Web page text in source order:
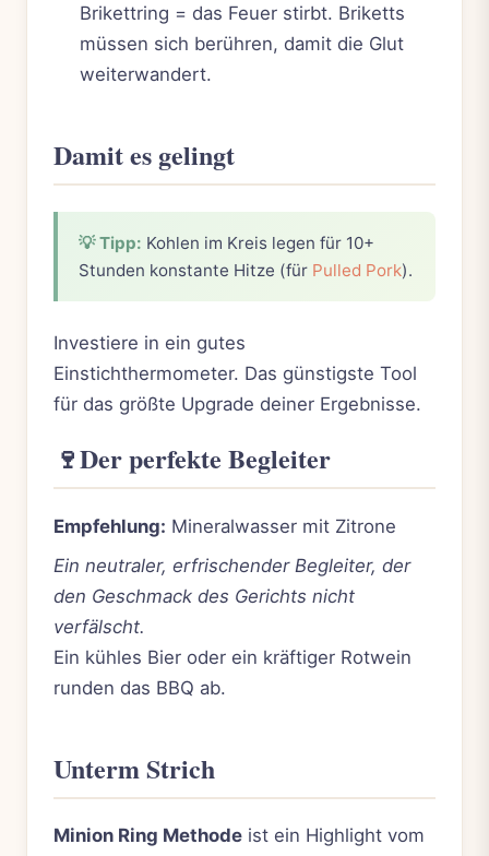
Brikettring = das Feuer stirbt. Briketts
müssen sich berühren, damit die Glut
weiterwandert.
Damit es gelingt
💡 Tipp: Kohlen im Kreis legen für 10+
Stunden konstante Hitze (für Pulled Pork).
Investiere in ein gutes
Einstichthermometer. Das günstigste Tool
für das größte Upgrade deiner Ergebnisse.
🍷Der perfekte Begleiter
Empfehlung: Mineralwasser mit Zitrone
Ein neutraler, erfrischender Begleiter, der
den Geschmack des Gerichts nicht
verfälscht.
Ein kühles Bier oder ein kräftiger Rotwein
runden das BBQ ab.
Unterm Strich
Minion Ring Methode ist ein Highlight vom